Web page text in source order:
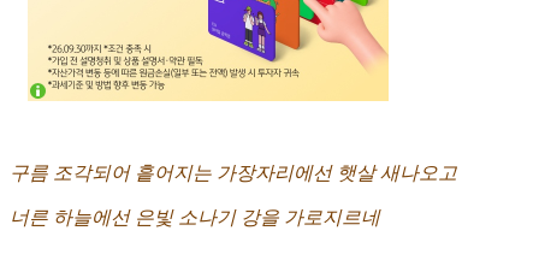
구름 조각되어 흩어지는 가장자리에선 햇살 새나오고
너른 하늘에선 은빛 소나기 강을 가로지르네